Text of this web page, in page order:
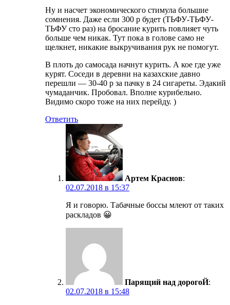
Ну и насчет экономического стимула большие
сомнения. Даже если 300 р будет (ТЬФУ-ТЬФУ-
ТЬФУ сто раз) на бросание курить повлияет чуть
больше чем никак. Тут пока в голове само не
щелкнет, никакие выкручивания рук не помогут.
В плоть до самосада начнут курить. А кое где уже
курят. Соседи в деревни на казахские давно
перешли — 30-40 р за пачку в 24 сигареты. Эдакий
чумаданчик. Пробовал. Вполне курибельно.
Видимо скоро тоже на них перейду. )
Ответить
Артем Краснов:
02.07.2018 в 15:37
Я и говорю. Табачные боссы млеют от таких
раскладов 😀
Парящий над дорогоЙ:
02.07.2018 в 15:48